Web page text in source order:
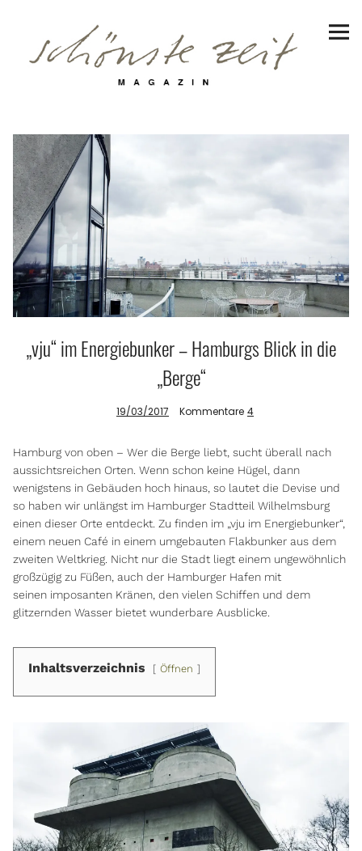
Reiseziele
Genuss
Lifestyle
Erlebnisse
FacebookInstagram
PinterestBlueskyThreads
„vju“ im Energiebunker – Hamburgs Blick in die
„Berge“
19/03/2017 Kommentare 4
Hamburg von oben – Wer die Berge liebt, sucht überall nach
aussichtsreichen Orten. Wenn schon keine Hügel, dann
wenigstens in Gebäuden hoch hinaus, so lautet die Devise und
so haben wir unlängst im Hamburger Stadtteil Wilhelmsburg
einen dieser Orte entdeckt. Zu finden im „vju im Energiebunker“,
einem neuen Café in einem umgebauten Flakbunker aus dem
zweiten Weltkrieg. Nicht nur die Stadt liegt einem ungewöhnlich
großzügig zu Füßen, auch der Hamburger Hafen mit
seinen imposanten Kränen, den vielen Schiffen und dem
glitzernden Wasser bietet wunderbare Ausblicke.
Inhaltsverzeichnis Öffnen